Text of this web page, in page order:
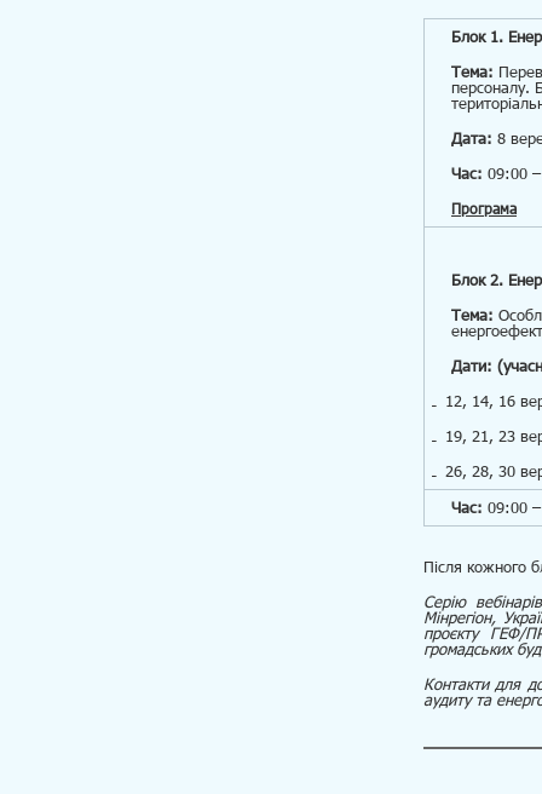
Блок 1.
Тема:
персоналу.
Дата: 8
Час: 09:00
Програма
Блок 2.
Тема:
Дати:
12, 14, 16
19, 21, 23
26, 28, 30
Час: 09:00
Після кожного
Серію вебінарів
Мінрегіон,
проєкту ГЕФ/
громадських
Контакти для
аудиту та